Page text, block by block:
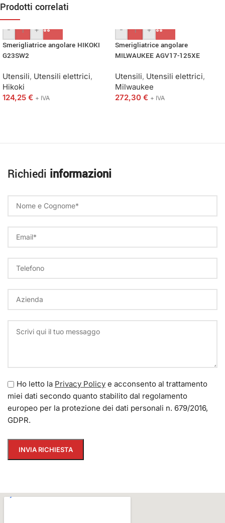
Prodotti correlati
-
+
Smerigliatrice angolare HIKOKI
G23SW2
Utensili, Utensili elettrici,
Hikoki
124,25 € + IVA
-
+
Smerigliatrice angolare
MILWAUKEE AGV17-125XE
Utensili, Utensili elettrici,
Milwaukee
272,30 € + IVA
Richiedi informazioni
Ho letto la Privacy Policy e acconsento al trattamento
miei dati secondo quanto stabilito dal regolamento
europeo per la protezione dei dati personali n. 679/2016,
GDPR.